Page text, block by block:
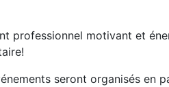
professionnel motivant et
seront organisés en